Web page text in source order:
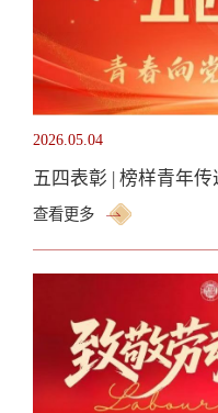
2026.05.04
五四表彰 | 榜样青年
查看更多